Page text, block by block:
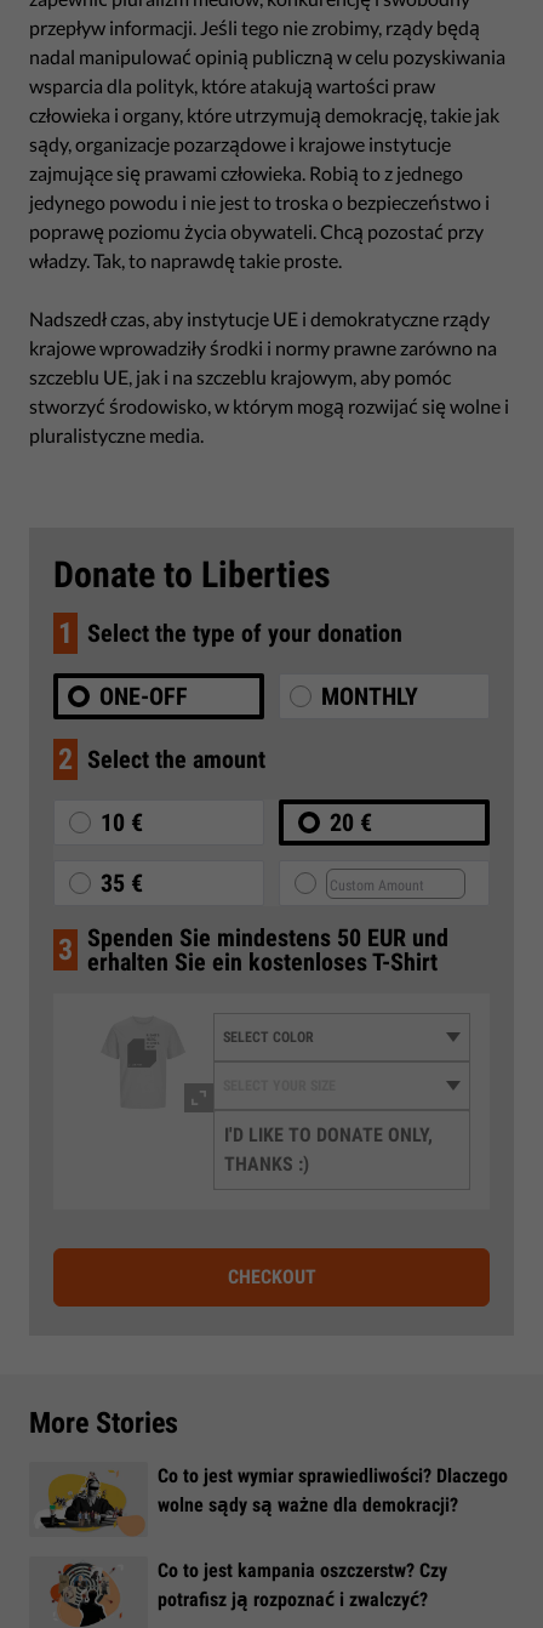
przepływ informacji. Jeśli tego nie zrobimy, rządy będą
nadal manipulować opinią publiczną w celu pozyskiwania
wsparcia dla polityk, które atakują wartości praw
człowieka i organy, które utrzymują demokrację, takie jak
sądy, organizacje pozarządowe i krajowe instytucje
zajmujące się prawami człowieka. Robią to z jednego
jedynego powodu i nie jest to troska o bezpieczeństwo i
poprawę poziomu życia obywateli. Chcą pozostać przy
władzy. Tak, to naprawdę takie proste.
Nadszedł czas, aby instytucje UE i demokratyczne rządy
krajowe wprowadziły środki i normy prawne zarówno na
szczeblu UE, jak i na szczeblu krajowym, aby pomóc
stworzyć środowisko, w którym mogą rozwijać się wolne i
pluralistyczne media.
Donate to Liberties
1 Select the type of your donation
ONE-OFF MONTHLY
2 Select the amount
10 € 20 €
35 €
3 Spenden Sie mindestens 50 EUR und
erhalten Sie ein kostenloses T-Shirt
I'D LIKE TO DONATE ONLY,
THANKS :)
CHECKOUT
More Stories
Co to jest wymiar sprawiedliwości? Dlaczego
wolne sądy są ważne dla demokracji?
​Co to jest kampania oszczerstw? Czy
potrafisz ją rozpoznać i zwalczyć?